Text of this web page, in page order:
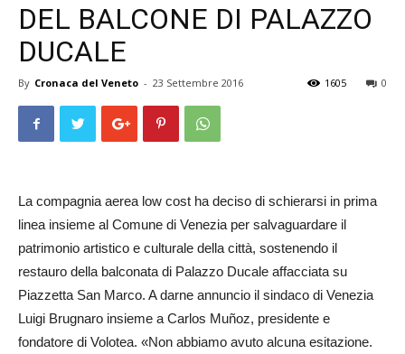
DEL BALCONE DI PALAZZO
DUCALE
By Cronaca del Veneto - 23 Settembre 2016 0
1605
La compagnia aerea low cost ha deciso di schierarsi in prima
linea insieme al Comune di Venezia per salvaguardare il
patrimonio artistico e culturale della città, sostenendo il
restauro della balconata di Palazzo Du­cale affacciata su
Piazzetta San Marco. A darne annuncio il sindaco di Venezia
Luigi Brugnaro insieme a Carlos Muñoz, presidente e
fondatore di Volotea. «Non abbiamo avuto alcuna esitazione.